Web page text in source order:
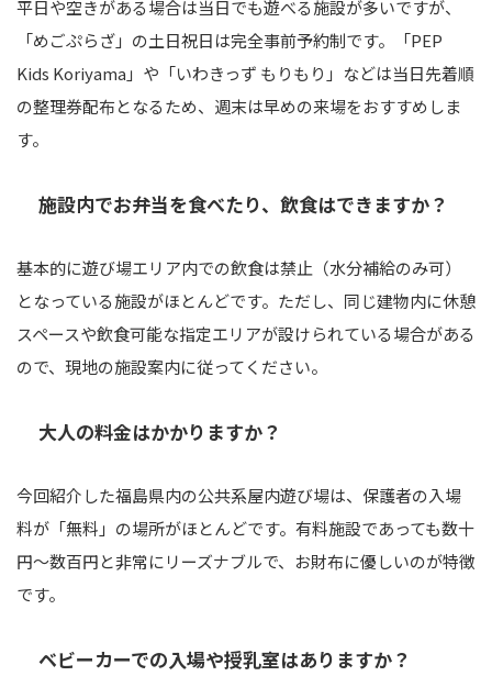
平日や空きがある場合は当日でも遊べる施設が多いですが、
「めごぷらざ」の土日祝日は完全事前予約制です。「PEP
Kids Koriyama」や「いわきっず もりもり」などは当日先着順
の整理券配布となるため、週末は早めの来場をおすすめしま
す。
施設内でお弁当を食べたり、飲食はできますか？
基本的に遊び場エリア内での飲食は禁止（水分補給のみ可）
となっている施設がほとんどです。ただし、同じ建物内に休憩
スペースや飲食可能な指定エリアが設けられている場合がある
ので、現地の施設案内に従ってください。
大人の料金はかかりますか？
今回紹介した福島県内の公共系屋内遊び場は、保護者の入場
料が「無料」の場所がほとんどです。有料施設であっても数十
円〜数百円と非常にリーズナブルで、お財布に優しいのが特徴
です。
ベビーカーでの入場や授乳室はありますか？